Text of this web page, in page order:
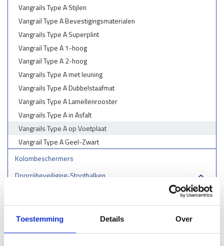
Toestemming Details Over
Vangrails Type A Stijlen
Vangrail Type A Bevestigingsmaterialen
Vangrails Type A Superplint
Vangrail Type A 1-hoog
Vangrail Type A 2-hoog
Vangrails Type A met leuning
Vangrails Type A Dubbelstaafmat
Vangrails Type A Lamellenrooster
Vangrails Type A in Asfalt
Vangrails Type A op Voetplaat
Vangrail Type A Geel-Zwart
Kolombeschermers
Doorrijbeveiliging-Stootbalken
Stellingbeschermers
Laadpaal & laadstation bescherming